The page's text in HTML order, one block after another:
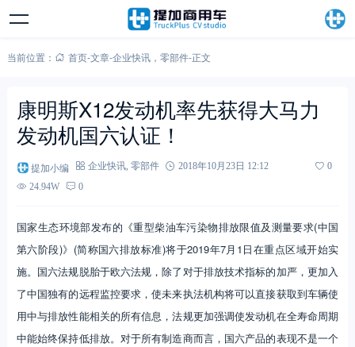
当前位置： 首页-文章-企业快讯， 零部件-正文
康明斯X12发动机率先获得大马力
发动机国六认证！
提加小编 企业快讯, 零部件 2018年10月23日 12:12
0
24.94W
0
国家生态环境部发布的《重型柴油车污染物排放限值及测量要求(中国
第六阶段)》(简称国六排放标准)将于2019年7月1日在重点区域开始实
施。国六法规脱胎于欧六法规，除了对于排放技术指标的加严，更加入
了中国独有的远程监控要求，使未来执法机构将可以直接获取到车辆使
用中与排放性能相关的所有信息，法规更加强调使发动机在全寿命周期
中能始终保持低排放。对于所有制造商而言，国六产品的表现不是一个